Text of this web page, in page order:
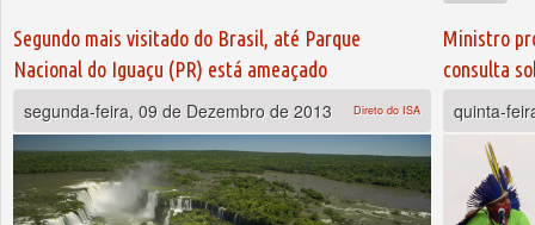
Segundo mais visitado do Brasil, até Parque
Nacional do Iguaçu (PR) está ameaçado
segunda-feira, 09 de Dezembro de 2013
Direto do ISA
Ministro
consulta
quinta-